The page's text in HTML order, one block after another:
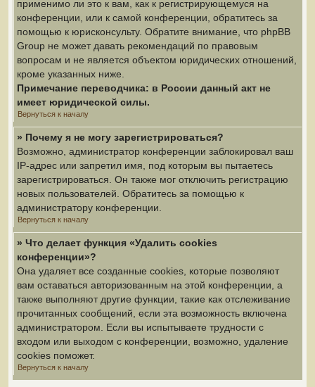
применимо ли это к вам, как к регистрирующемуся на
конференции, или к самой конференции, обратитесь за
помощью к юрисконсульту. Обратите внимание, что phpBB
Group не может давать рекомендаций по правовым
вопросам и не является объектом юридических отношений,
кроме указанных ниже.
Примечание переводчика: в России данный акт не
имеет юридической силы.
Вернуться к началу
» Почему я не могу зарегистрироваться?
Возможно, администратор конференции заблокировал ваш
IP-адрес или запретил имя, под которым вы пытаетесь
зарегистрироваться. Он также мог отключить регистрацию
новых пользователей. Обратитесь за помощью к
администратору конференции.
Вернуться к началу
» Что делает функция «Удалить cookies
конференции»?
Она удаляет все созданные cookies, которые позволяют
вам оставаться авторизованным на этой конференции, а
также выполняют другие функции, такие как отслеживание
прочитанных сообщений, если эта возможность включена
администратором. Если вы испытываете трудности с
входом или выходом с конференции, возможно, удаление
cookies поможет.
Вернуться к началу